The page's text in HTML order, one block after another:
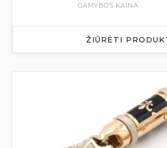
GAMYBOS KAINA
ŽIŪRĖTI